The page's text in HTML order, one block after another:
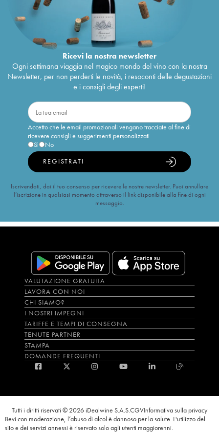
Ricevi la nostra newsletter
Ogni settimana viaggia nel magico mondo del vino con la nostra
Newsletter, per non perderti le novità, i resoconti delle degustazioni
e i consigli degli esperti!
Accetto che le email promozionali vengano tracciate al fine di
ricevere consigli e suggerimenti personalizzati
Sì
No
REGISTRATI
Iscrivendoti, dai il tuo consenso per ricevere le nostre newsletter. Puoi annullare
l’iscrizione in qualsiasi momento attraverso il link disponibile alla fine di ogni
messaggio.
VALUTAZIONE GRATUITA
LAVORA CON NOI
CHI SIAMO?
I NOSTRI IMPEGNI
TARIFFE E TEMPI DI CONSEGNA
TENUTE PARTNER
STAMPA
DOMANDE FREQUENTI
Tutti i diritti riservati © 2026 iDealwine S.A.S.CGVInformativa sulla privacy
Bevi con moderazione, l’abuso di alcol è dannoso per la salute. L'utilizzo del
sito e dei servizi annessi è riservato solo agli utenti maggiorenni.